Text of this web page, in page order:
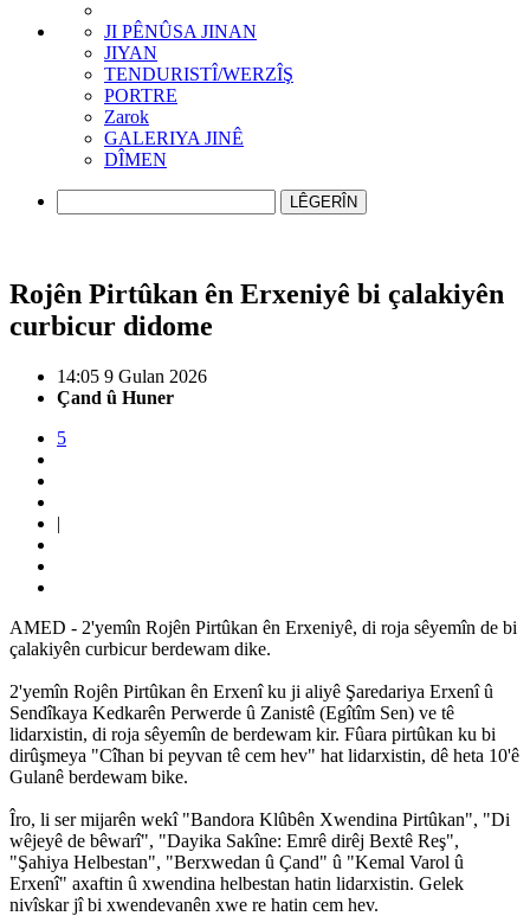
JI PÊNÛSA JINAN
JIYAN
TENDURISTÎ/WERZÎŞ
PORTRE
Zarok
GALERIYA JINÊ
DÎMEN
LÊGERÎN
Rojên Pirtûkan ên Erxeniyê bi çalakiyên
curbicur didome
14:05 9 Gulan 2026
Çand û Huner
5
|
AMED - 2'yemîn Rojên Pirtûkan ên Erxeniyê, di roja sêyemîn de bi
çalakiyên curbicur berdewam dike.
2'yemîn Rojên Pirtûkan ên Erxenî ku ji aliyê Şaredariya Erxenî û
Sendîkaya Kedkarên Perwerde û Zanistê (Egîtîm Sen) ve tê
lidarxistin, di roja sêyemîn de berdewam kir. Fûara pirtûkan ku bi
dirûşmeya "Cîhan bi peyvan tê cem hev" hat lidarxistin, dê heta 10'ê
Gulanê berdewam bike.
Îro, li ser mijarên wekî "Bandora Klûbên Xwendina Pirtûkan", "Di
wêjeyê de bêwarî", "Dayika Sakîne: Emrê dirêj Bextê Reş",
"Şahiya Helbestan", "Berxwedan û Çand" û "Kemal Varol û
Erxenî" axaftin û xwendina helbestan hatin lidarxistin. Gelek
nivîskar jî bi xwendevanên xwe re hatin cem hev.